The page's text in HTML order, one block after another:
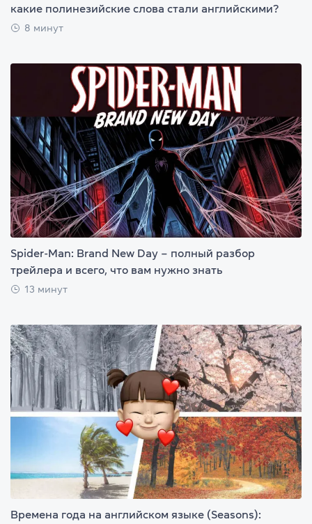
какие полинезийские слова стали английскими?
8 минут
Spider-Man: Brand New Day – полный разбор
трейлера и всего, что вам нужно знать
13 минут
Времена года на английском языке (Seasons):